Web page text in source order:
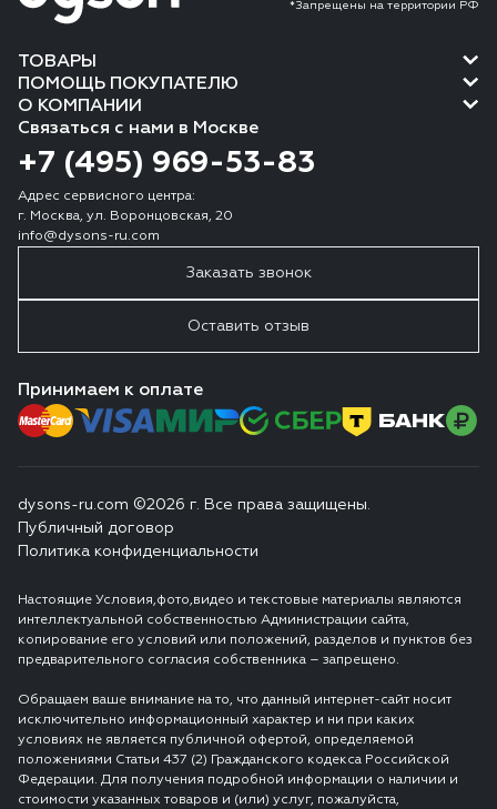
*Запрещены на территории РФ
ТОВАРЫ
ПОМОЩЬ ПОКУПАТЕЛЮ
О КОМПАНИИ
Связаться с нами в Москве
+7 (495) 969-53-83
Адрес сервисного центра:
г. Москва, ул. Воронцовская, 20
info@dysons-ru.com
Заказать звонок
Оставить отзыв
Принимаем к оплате
dysons-ru.com ©2026 г. Все права защищены.
Публичный договор
Политика конфиденциальности
Настоящие Условия,фото,видео и текстовые материалы являются
интеллектуальной собственностью Администрации сайта,
копирование его условий или положений, разделов и пунктов без
предварительного согласия собственника – запрещено.
Обращаем ваше внимание на то, что данный интернет-сайт носит
исключительно информационный характер и ни при каких
условиях не является публичной офертой, определяемой
положениями Статьи 437 (2) Гражданского кодекса Российской
Федерации. Для получения подробной информации о наличии и
стоимости указанных товаров и (или) услуг, пожалуйста,